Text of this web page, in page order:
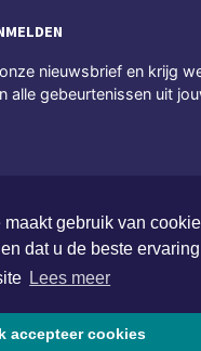
maakt gebruik van
dat u de beste
Lees meer
accepteer cookies
nieuwsbrief en krijg
alle gebeurtenissen uit